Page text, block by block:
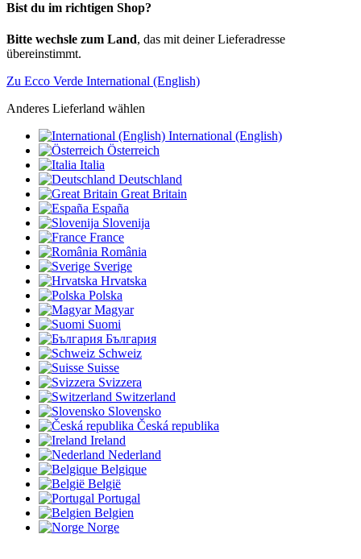
Bist du im richtigen Shop?
Bitte wechsle zum Land, das mit deiner Lieferadresse
übereinstimmt.
Zu Ecco Verde International (English)
Anderes Lieferland wählen
International (English)
Österreich
Italia
Deutschland
Great Britain
España
Slovenija
France
România
Sverige
Hrvatska
Polska
Magyar
Suomi
България
Schweiz
Suisse
Svizzera
Switzerland
Slovensko
Česká republika
Ireland
Nederland
Belgique
België
Portugal
Belgien
Norge